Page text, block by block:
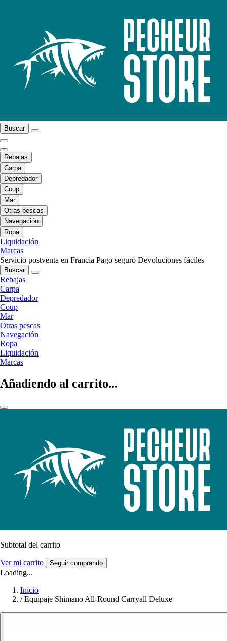
Buscar
Rebajas
Carpa
Depredador
Coup
Mar
Otras pescas
Navegación
Ropa
Liquidación
Marcas
Servicio postventa en Francia Pago seguro Devoluciones fáciles
Buscar
Rebajas
Carpa
Depredador
Coup
Mar
Otras pescas
Navegación
Ropa
Liquidación
Marcas
Añadiendo al carrito...
Subtotal del carrito
Ver mi carrito Seguir comprando
Loading...
Inicio
/ Equipaje Shimano All-Round Carryall Deluxe